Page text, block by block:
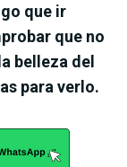
que ir
que no
belleza del
para verlo.